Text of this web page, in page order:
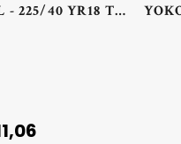
CONTINENTAL - 225/40 YR18 TL 92Y CO ECO CONTACT 6 XL AR FR - 2254018 - ABB